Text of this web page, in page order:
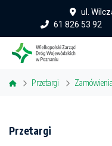
ul.
61 826 53 92
Przetargi
Przetargi